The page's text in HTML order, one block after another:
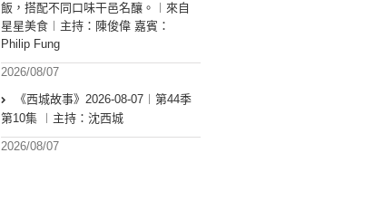
飯，搭配不同口味干邑名釀。︱來自
星星美食︱主持：陳俊偉 嘉賓：
Philip Fung
2026/08/07
《西城故事》2026-08-07︱第44季
第10集 ︱主持：沈西城
2026/08/07